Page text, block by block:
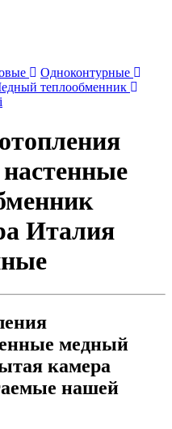
Одноконтурные
теплообменник
Италия
медный
камера
нашей